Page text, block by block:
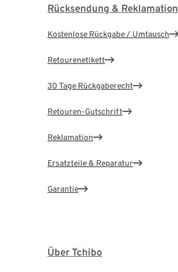
Rücksendung & Reklamation
Kostenlose Rückgabe / Umtausch
Retourenetikett
30 Tage Rückgaberecht
Retouren-Gutschrift
Reklamation
Ersatzteile & Reparatur
Garantie
Über Tchibo